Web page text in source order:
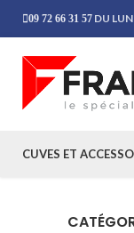
09 72 66 31 57 DU
CUVES ET